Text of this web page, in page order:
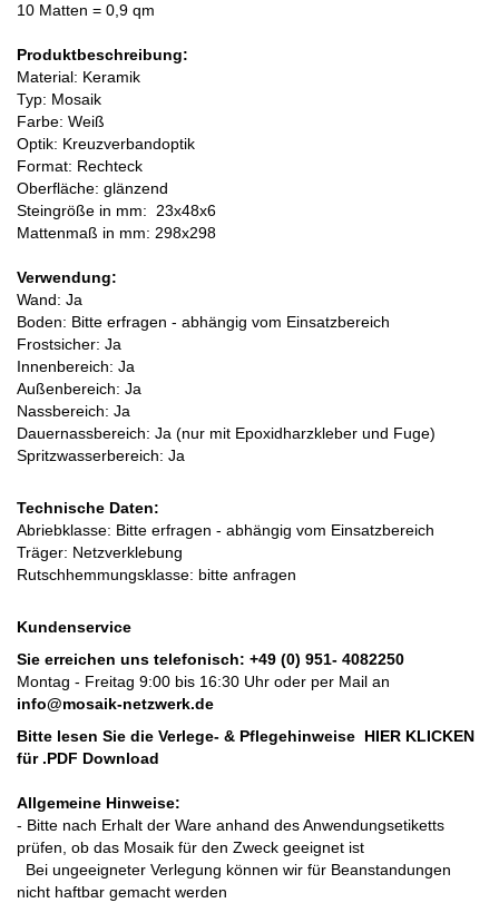
10 Matten = 0,9 qm
Produktbeschreibung:
Material: Keramik
Typ: Mosaik
Farbe: Weiß
Optik: Kreuzverbandoptik
Format: Rechteck
Oberfläche: glänzend
Steingröße in mm:
23x48x6
Mattenmaß in mm: 298x298
Verwendung:
Wand: Ja
Boden: Bitte erfragen - abhängig vom Einsatzbereich
Frostsicher: Ja
Innenbereich: Ja
Außenbereich: Ja
Nassbereich: Ja
Dauernassbereich: Ja (nur mit Epoxidharzkleber und Fuge)
Spritzwasserbereich: Ja
Technische Daten:
Abriebklasse: Bitte erfragen - abhängig vom Einsatzbereich
Träger: Netzverklebung
Rutschhemmungsklasse: bitte anfragen
Kundenservice
Sie erreichen uns telefonisch: +49 (0) 951- 4082250
Montag - Freitag 9:00 bis 16:30 Uhr oder per Mail an
info@mosaik-netzwerk.de
Bitte lesen Sie die Verlege- & Pflegehinweise HIER KLICKEN
für .PDF Download
Allgemeine Hinweise:
- Bitte nach Erhalt der Ware anhand des Anwendungsetiketts
prüfen, ob das Mosaik für den Zweck geeignet ist
Bei ungeeigneter Verlegung können wir für Beanstandungen
nicht haftbar gemacht werden